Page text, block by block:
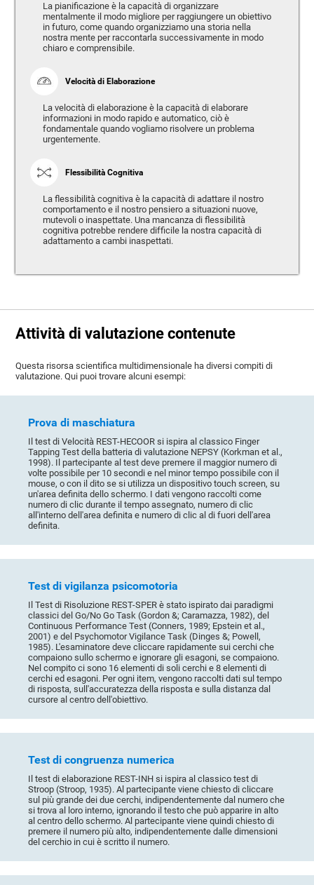
La pianificazione è la capacità di organizzare
mentalmente il modo migliore per raggiungere un obiettivo
in futuro, come quando organizziamo una storia nella
nostra mente per raccontarla successivamente in modo
chiaro e comprensibile.
Velocità di Elaborazione
La velocità di elaborazione è la capacità di elaborare
informazioni in modo rapido e automatico, ciò è
fondamentale quando vogliamo risolvere un problema
urgentemente.
Flessibilità Cognitiva
La flessibilità cognitiva è la capacità di adattare il nostro
comportamento e il nostro pensiero a situazioni nuove,
mutevoli o inaspettate. Una mancanza di flessibilità
cognitiva potrebbe rendere difficile la nostra capacità di
adattamento a cambi inaspettati.
Attività di valutazione contenute
Questa risorsa scientifica multidimensionale ha diversi compiti di
valutazione. Qui puoi trovare alcuni esempi:
Prova di maschiatura
Il test di Velocità REST-HECOOR si ispira al classico Finger
Tapping Test della batteria di valutazione NEPSY (Korkman et al.,
1998). Il partecipante al test deve premere il maggior numero di
volte possibile per 10 secondi e nel minor tempo possibile con il
mouse, o con il dito se si utilizza un dispositivo touch screen, su
un'area definita dello schermo. I dati vengono raccolti come
numero di clic durante il tempo assegnato, numero di clic
all'interno dell'area definita e numero di clic al di fuori dell'area
definita.
Test di vigilanza psicomotoria
Il Test di Risoluzione REST-SPER è stato ispirato dai paradigmi
classici del Go/No Go Task (Gordon &; Caramazza, 1982), del
Continuous Performance Test (Conners, 1989; Epstein et al.,
2001) e del Psychomotor Vigilance Task (Dinges &; Powell,
1985). L'esaminatore deve cliccare rapidamente sui cerchi che
compaiono sullo schermo e ignorare gli esagoni, se compaiono.
Nel compito ci sono 16 elementi di soli cerchi e 8 elementi di
cerchi ed esagoni. Per ogni item, vengono raccolti dati sul tempo
di risposta, sull'accuratezza della risposta e sulla distanza dal
cursore al centro dell'obiettivo.
Test di congruenza numerica
Il test di elaborazione REST-INH si ispira al classico test di
Stroop (Stroop, 1935). Al partecipante viene chiesto di cliccare
sul più grande dei due cerchi, indipendentemente dal numero che
si trova al loro interno, ignorando il testo che può apparire in alto
al centro dello schermo. Al partecipante viene quindi chiesto di
premere il numero più alto, indipendentemente dalle dimensioni
del cerchio in cui è scritto il numero.